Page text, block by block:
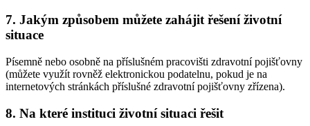
7. Jakým způsobem můžete zahájit řešení životní
situace
Písemně nebo osobně na příslušném pracovišti zdravotní pojišťovny
(můžete využít rovněž elektronickou podatelnu, pokud je na
internetových stránkách příslušné zdravotní pojišťovny zřízena).
8. Na které instituci životní situaci řešit